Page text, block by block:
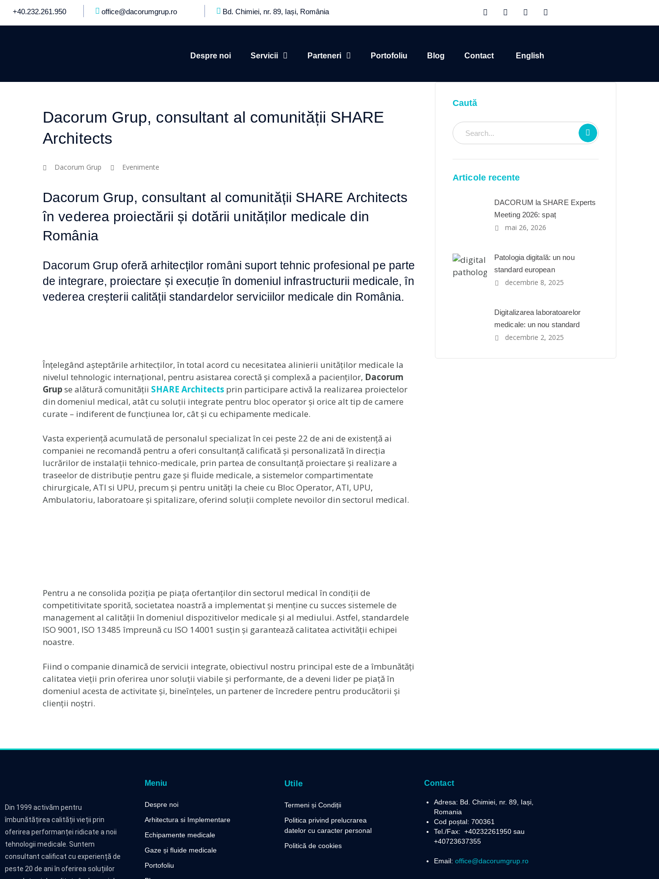
+40.232.261.950 office@dacorumgrup.ro Bd. Chimiei, nr. 89, Iași, România
Despre noi Servicii Parteneri Portofoliu Blog Contact English
Dacorum Grup, consultant al comunității SHARE
Architects
Dacorum Grup Evenimente
Dacorum Grup, consultant al comunității SHARE Architects
în vederea proiectării și dotării unităților medicale din
România
Dacorum Grup oferă arhitecților români suport tehnic profesional pe parte
de integrare, proiectare și execuție în domeniul infrastructurii medicale, în
vederea creșterii calității standardelor serviciilor medicale din România.
Înțelegând așteptările arhitecților, în total acord cu necesitatea alinierii unităților medicale la
nivelul tehnologic internațional, pentru asistarea corectă și complexă a pacienților, Dacorum
Grupse alătură comunității SHARE Architects prin participare activă la realizarea proiectelor
din domeniul medical, atât cu soluții integrate pentru bloc operator și orice alt tip de camere
curate – indiferent de funcțiunea lor, cât și cu echipamente medicale.
Vasta experiență acumulată de personalul specializat în cei peste 22 de ani de existență ai
companiei ne recomandă pentru a oferi consultanță calificată și personalizată în direcția
lucrărilor de instalații tehnico-medicale, prin partea de consultanță proiectare și realizare a
traseelor de distribuție pentru gaze și fluide medicale, a sistemelor compartimentate
chirurgicale, ATI si UPU, precum și pentru unități la cheie cu Bloc Operator, ATI, UPU,
Ambulatoriu, laboratoare și spitalizare, oferind soluții complete nevoilor din sectorul medical.
Pentru a ne consolida poziția pe piața ofertanților din sectorul medical în condiții de
competitivitate sporită, societatea noastră a implementat și menține cu succes sistemele de
management al calității în domeniul dispozitivelor medicale și al mediului. Astfel, standardele
ISO 9001, ISO 13485 împreună cu ISO 14001 susțin și garantează calitatea activității echipei
noastre.
Fiind o companie dinamică de servicii integrate, obiectivul nostru principal este de a îmbunătăți
calitatea vieții prin oferirea unor soluții viabile și performante, de a deveni lider pe piață în
domeniul acesta de activitate și, bineînțeles, un partener de încredere pentru producătorii și
clienții noștri.
Caută
Articole recente
DACORUM la SHARE Experts
Meeting 2026: spaț
mai 26, 2026
Patologia digitală: un nou
standard european
decembrie 8, 2025
Digitalizarea laboratoarelor
medicale: un nou standard
decembrie 2, 2025
Din 1999 activăm pentru
îmbunătățirea calității vieții prin
oferirea performanței ridicate a noii
tehnologii medicale. Suntem
consultant calificat cu experiență de
peste 20 de ani în oferirea soluțiilor
Meniu
Despre noi
Arhitectura si Implementare
Echipamente medicale
Gaze și fluide medicale
Portofoliu
Utile
Termeni și Condiții
Politica privind prelucrarea
datelor cu caracter personal
Politică de cookies
Contact
Adresa: Bd. Chimiei, nr. 89, Iași,
Romania
Cod poștal: 700361
Tel./Fax: +40232261950 sau
+40723637355
Email: office@dacorumgrup.ro